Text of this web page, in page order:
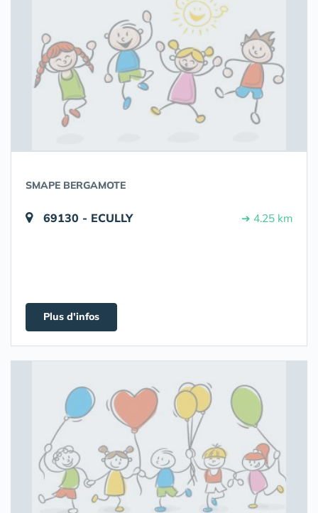
SMAPE BERGAMOTE
69130 - ECULLY ➔ 4.25 km
Plus d'infos